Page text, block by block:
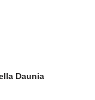
Daunia